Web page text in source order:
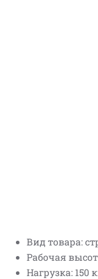
Вид товара:
Рабочая
Нагрузка: 150